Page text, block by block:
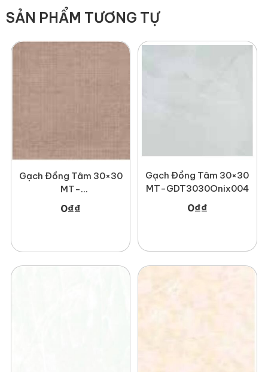
SẢN PHẨM TƯƠNG TỰ
Gạch Đồng Tâm 30×30
MT-
0₫₫
Gạch Đồng Tâm 30×30
MT-GDT3030Onix004
0₫₫